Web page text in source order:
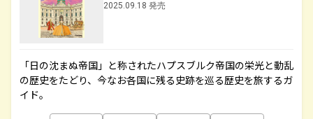
2025.09.18 発売
「日の沈まぬ帝国」と称されたハプスブルク帝国の栄光と動乱
の歴史をたどり、今なお各国に残る史跡を巡る歴史を旅するガ
イド。